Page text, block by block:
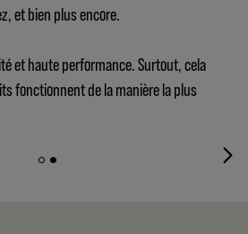
et bien plus encore.
et haute performance. Surtout, cela
fonctionnent de la manière la plus